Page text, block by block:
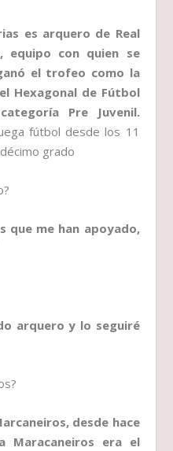
es arquero de Real
equipo con quien se
el trofeo como la
Hexagonal de Fútbol
Pre Juvenil.
fútbol desde los 11
grado
que me han apoyado,
arquero y lo seguiré
desde hace
Maracaneiros era el